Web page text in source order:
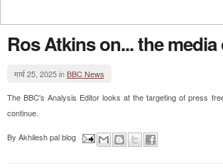
Ros Atkins on... the
मार्च 25, 2025 inBBC News
The BBC's Analysis Editor looks at the targeting of press
continue.
By Akhilesh pal blog